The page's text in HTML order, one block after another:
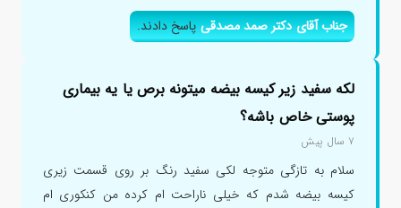
جناب آقای دکتر صمد مصدقیپاسخ دادند.
لکه سفید زیر کیسه بیضه میتونه برص یا یه بیماری
پوستی خاص باشه؟
۷ سال پیش
سلام به تازگی متوجه لکی سفید رنگ بر روی قسمت زیری
کیسه بیضه شدم که خیلی ناراحت ام کرده من کنکوری ام